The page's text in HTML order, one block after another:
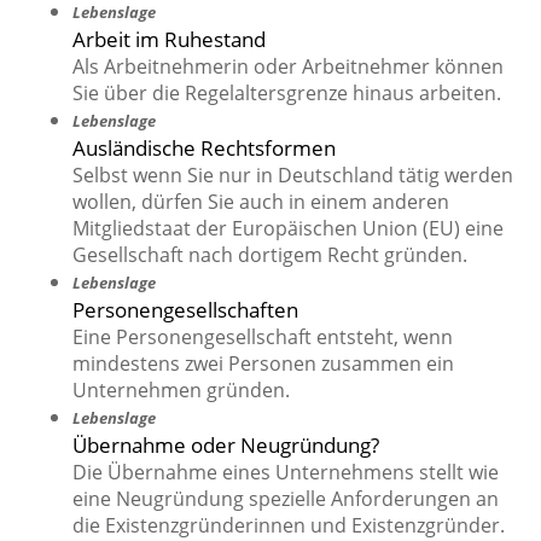
Lebenslage
Arbeit im Ruhestand
Als Arbeitnehmerin oder Arbeitnehmer können
Sie über die Regelaltersgrenze hinaus arbeiten.
Lebenslage
Ausländische Rechtsformen
Selbst wenn Sie nur in Deutschland tätig werden
wollen, dürfen Sie auch in einem anderen
Mitgliedstaat der Europäischen Union (EU) eine
Gesellschaft nach dortigem Recht gründen.
Lebenslage
Personengesellschaften
Eine Personengesellschaft entsteht, wenn
mindestens zwei Personen zusammen ein
Unternehmen gründen.
Lebenslage
Übernahme oder Neugründung?
Die Übernahme eines Unternehmens stellt wie
eine Neugründung spezielle Anforderungen an
die Existenzgründerinnen und Existenzgründer.